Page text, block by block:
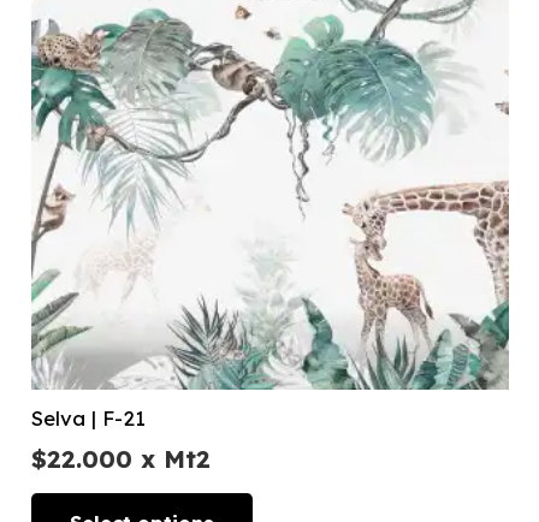
Selva | F-21
$22.000 x Mt2